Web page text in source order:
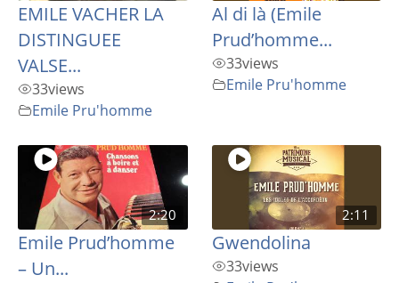
EMILE VACHER LA
DISTINGUEE
VALSE...
33views
Emile Pru'homme
Al di là (Emile
Prud’homme...
33views
Emile Pru'homme
2:20
Emile Prud’homme
– Un...
2:11
Gwendolina
33views